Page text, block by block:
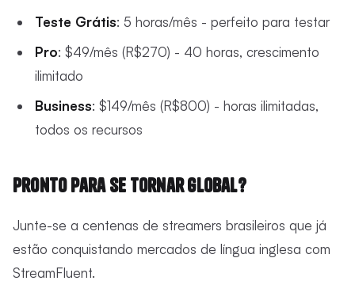
Teste Grátis: 5 horas/mês - perfeito para testar
Pro: $49/mês (R$270) - 40 horas, crescimento
ilimitado
Business: $149/mês (R$800) - horas ilimitadas,
todos os recursos
Pronto para se Tornar Global?
Junte-se a centenas de streamers brasileiros que já
estão conquistando mercados de língua inglesa com
StreamFluent.